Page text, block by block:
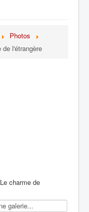
Photos
de l'étrangère
charme de